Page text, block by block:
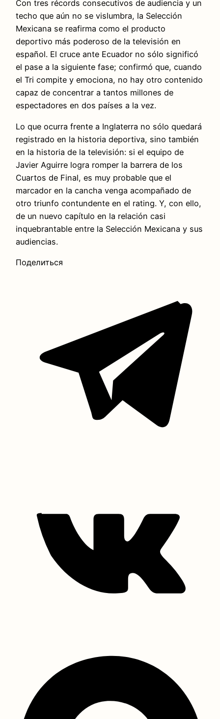
Con tres récords consecutivos de audiencia y un
techo que aún no se vislumbra, la Selección
Mexicana se reafirma como el producto
deportivo más poderoso de la televisión en
español. El cruce ante Ecuador no sólo significó
el pase a la siguiente fase; confirmó que, cuando
el Tri compite y emociona, no hay otro contenido
capaz de concentrar a tantos millones de
espectadores en dos países a la vez.
Lo que ocurra frente a Inglaterra no sólo quedará
registrado en la historia deportiva, sino también
en la historia de la televisión: si el equipo de
Javier Aguirre logra romper la barrera de los
Cuartos de Final, es muy probable que el
marcador en la cancha venga acompañado de
otro triunfo contundente en el rating. Y, con ello,
de un nuevo capítulo en la relación casi
inquebrantable entre la Selección Mexicana y sus
audiencias.
Поделиться